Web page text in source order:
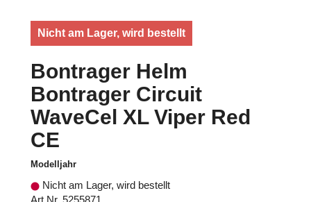
Nicht am Lager, wird bestellt
Bontrager Helm
Bontrager Circuit
WaveCel XL Viper Red
CE
Modelljahr
Nicht am Lager, wird bestellt